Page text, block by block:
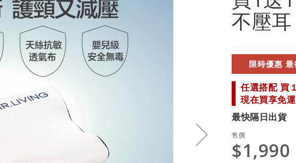
庫
結
不壓耳
限時優惠 最
任選搭配 買
現在買享免運
最快隔日出貨
售價
$1,990